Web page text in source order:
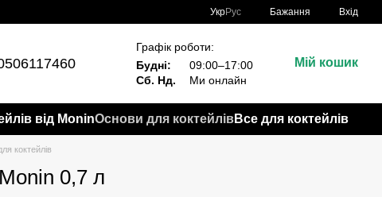
УкрРус Бажання Вхід
Графік роботи:
Будні:
09:00–17:00
Сб. Нд.
Ми онлайн
Мій кошик
від MoninОснови для коктейлівВсе для коктейлів
коктейлів
0,7 л